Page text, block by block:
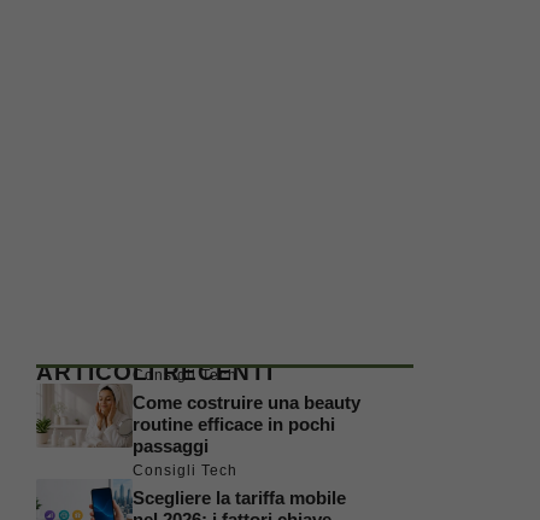
ARTICOLI RECENTI
Consigli Tech
Come costruire una beauty
routine efficace in pochi
passaggi
Consigli Tech
Scegliere la tariffa mobile